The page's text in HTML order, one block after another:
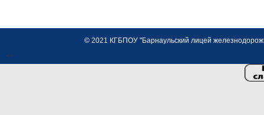
© 2021 КГБПОУ "Барнаульский лицей
<>